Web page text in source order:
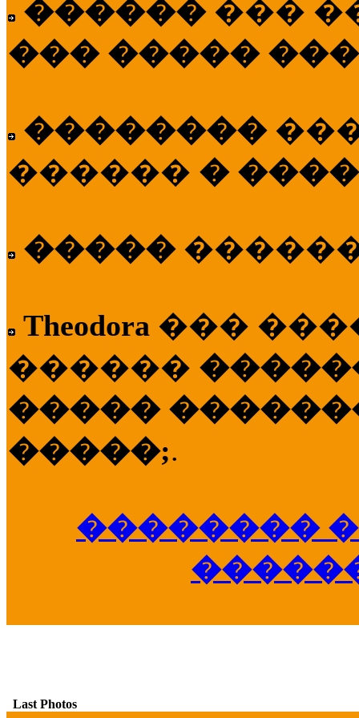
������ ���
��� �����
��������
������ �
�����
Theodora ���
������
�����
�����;.
��������
Last Photos